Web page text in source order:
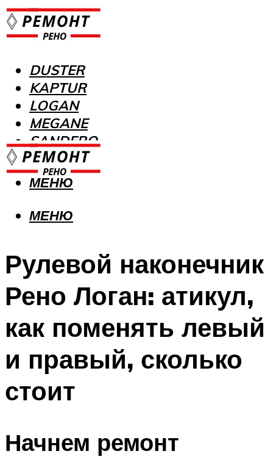
DUSTER
KAPTUR
LOGAN
MEGANE
SANDERO
МЕНЮ
МЕНЮ
Рулевой наконечник
Рено Логан: атикул,
как поменять левый
и правый, сколько
стоит
Начнем ремонт